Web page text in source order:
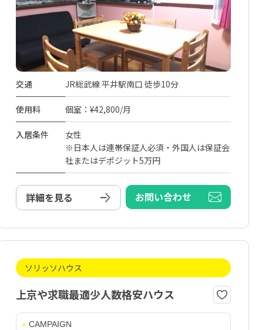
交通 JR総武線 平井駅南口 徒歩10分
使用料 個室：¥42,800/月
入居条件
女性
※日本人は連帯保証人必須・外国人は保証会
社またはデポジット5万円
詳細を見る お問い合わせ
ソリッソハウス
上京や求職最適少人数格安ハウス
CAMPAIGN